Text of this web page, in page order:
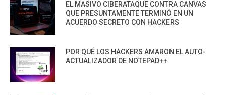
EL MASIVO CIBERATAQUE CONTRA CANVAS
QUE PRESUNTAMENTE TERMINÓ EN UN
ACUERDO SECRETO CON HACKERS
POR QUÉ LOS HACKERS AMARON EL AUTO-
ACTUALIZADOR DE NOTEPAD++